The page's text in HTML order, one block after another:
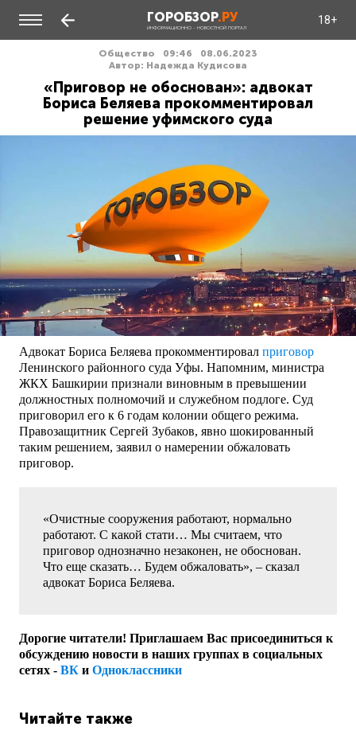
ГОРОБЗОР.РУ
ИНФОРМАЦИОННО - НОВОСТНОЙ ПОРТАЛ
18+
Общество 09:46
08.06.2023
Автор: Надежда Кудисова
«Приговор не обоснован»: адвокат
Бориса Беляева прокомментировал
решение уфимского суда
Адвокат Бориса Беляева прокомментировал приговор
Ленинского районного суда Уфы. Напомним, министра
ЖКХ Башкирии признали виновным в превышении
должностных полномочий и служебном подлоге. Суд
приговорил его к 6 годам колонии общего режима.
Правозащитник Сергей Зубаков, явно шокированный
таким решением, заявил о намерении обжаловать
приговор.
«Очистные сооружения работают, нормально
работают. С какой стати… Мы считаем, что
приговор однозначно незаконен, не обоснован.
Что еще сказать… Будем обжаловать», – сказал
адвокат Бориса Беляева.
Дорогие читатели! Приглашаем Вас присоединиться к
обсуждению новости в наших группах в социальных
сетях - ВК и Одноклассники
Читайте также